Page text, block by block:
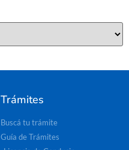
Trámites
Buscá tu trámite
Guía de Trámites